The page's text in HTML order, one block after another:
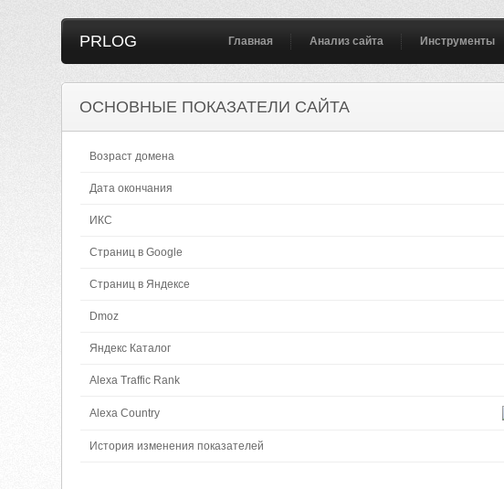
PRLOG Главная Анализ сайта Инструменты
ОСНОВНЫЕ ПОКАЗАТЕЛИ САЙТА
Возраст домена
Дата окончания
ИКС
Страниц в Google
Страниц в Яндексе
Dmoz
Яндекс Каталог
Alexa Traffic Rank
Alexa Country
История изменения показателей